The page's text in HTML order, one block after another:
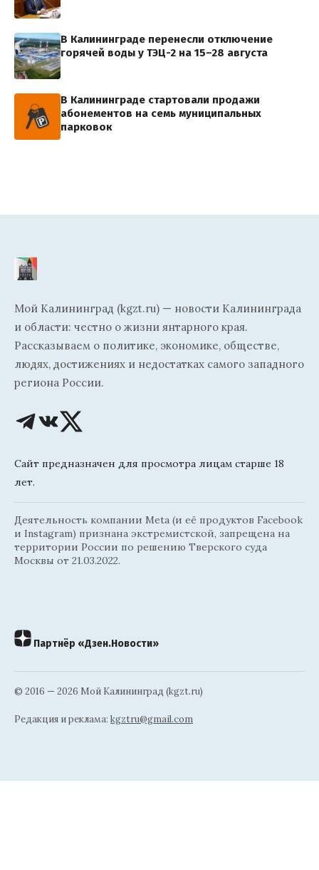
В Калининграде перенесли отключение
горячей воды у ТЭЦ-2 на 15–28 августа
В Калининграде стартовали продажи
абонементов на семь муниципальных
парковок
Мой Калининград (kgzt.ru) — новости Калининграда
и области: честно о жизни янтарного края.
Рассказываем о политике, экономике, обществе,
людях, достижениях и недостатках самого западного
региона России.
Сайт предназначен для просмотра лицам старше 18
лет.
Деятельность компании Meta (и её продуктов Facebook
и Instagram) признана экстремистской, запрещена на
территории России по решению Тверского суда
Москвы от 21.03.2022.
Партнёр «Дзен.Новости»
© 2016 — 2026 Мой Калининград (kgzt.ru)
Редакция и реклама: kgztru@gmail.com